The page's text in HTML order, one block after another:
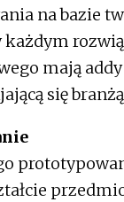
na bazie
mają
się